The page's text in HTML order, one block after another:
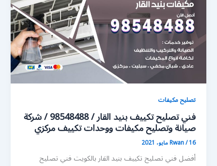
تصليح مكيفات
فني تصليح تكييف بنيد القار / 98548488 / شركة
صيانة وتصليح مكيفات ووحدات تكييف مركزي
Rwan/16 مايو، 2021
أفضل فني تصليح تكييف بنيد القار بالكويت فني تصليح